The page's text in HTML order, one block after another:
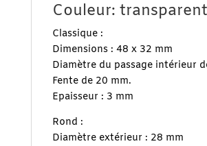
Couleur: transparent
Classique :
Dimensions : 48 x 32 mm
Diamètre du passage intérieur
Fente de 20 mm.
Epaisseur : 3 mm
Rond :
Diamètre extérieur : 28 mm